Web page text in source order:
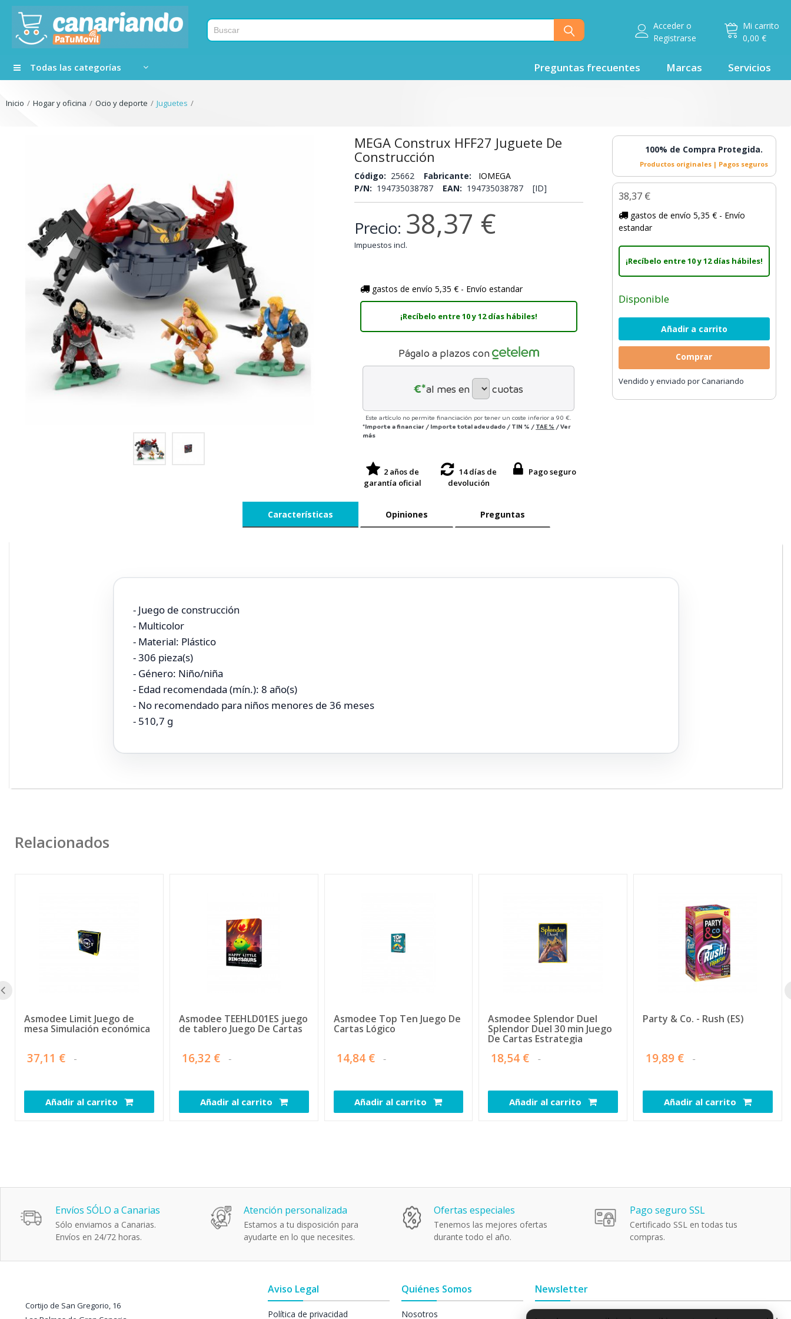
Mi carrito
0,00 €
Accedero
Registrarse
Todas las categorías Preguntas frecuentes Marcas Servicios
Inicio Hogar y oficina Ocio y deporte Juguetes
MEGA Construx HFF27 Juguete De
Construcción
Código: 25662 Fabricante:
IOMEGA
P/N: 194735038787 EAN: 194735038787 [ID]
Precio: 38,37 €
Impuestos incl.
gastos de envío 5,35 € - Envío estandar
¡Recíbelo entre 10 y 12 días hábiles!
Págalo a plazos con
€*al mes en cuotas
Este artículo no permite financiación por tener un coste inferior a 90 €.
*Importe a financiar / Importe total adeudado / TIN % / TAE % /Ver
más
2 años de
garantía oficial
14 días de
devolución
Pago seguro
100% de Compra Protegida.
Productos originales | Pagos seguros
38,37 €
gastos de envío 5,35 € - Envío
estandar
¡Recíbelo entre 10 y 12 días hábiles!
Disponible
Comprar
Vendido y enviado por Canariando
Características Opiniones Preguntas
- Juego de construcción
- Multicolor
- Material: Plástico
- 306 pieza(s)
- Género: Niño/niña
- Edad recomendada (mín.): 8 año(s)
- No recomendado para niños menores de 36 meses
- 510,7 g
Relacionados
Asmodee Limit Juego de
mesa Simulación económica
37,11 €
Añadir al carrito
Asmodee TEEHLD01ES juego
de tablero Juego De Cartas
16,32 €
Añadir al carrito
Asmodee Top Ten Juego De
Cartas Lógico
14,84 €
Añadir al carrito
Asmodee Splendor Duel
Splendor Duel 30 min Juego
De Cartas Estrategia
18,54 €
Añadir al carrito
Party & Co. - Rush (ES)
19,89 €
Añadir al carrito
Envíos SÓLO a Canarias
Sólo enviamos a Canarias.
Envíos en 24/72 horas.
Atención personalizada
Estamos a tu disposición para
ayudarte en lo que necesites.
Ofertas especiales
Tenemos las mejores ofertas
durante todo el año.
Pago seguro SSL
Certificado SSL en todas tus
compras.
Cortijo de San Gregorio, 16
Aviso Legal
Política de privacidad
Quiénes Somos
Nosotros
Newsletter